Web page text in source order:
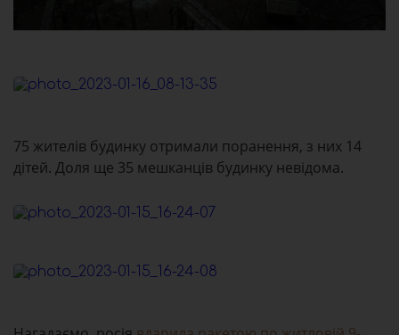
75 жителів будинку отримали поранення, з них 14
дітей. Доля ще 35 мешканців будинку невідома.